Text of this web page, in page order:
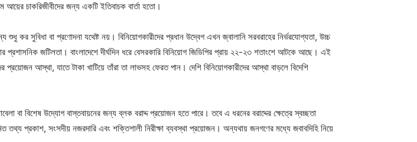
চাকরিজীবীদের জন্য একটি ইতিবাচক বার্তা হতো।
কর সুবিধা বা প্রণোদনা যথেষ্ট নয়। বিনিয়োগকারীদের প্রধান উদ্বেগ এখন জ্বালানি সরবরাহের নির্ভরযোগ্যতা, উচ্চ
প্রশাসনিক জটিলতা। বাংলাদেশে দীর্ঘদিন ধরে বেসরকারি বিনিয়োগ জিডিপির প্রায় ২২-২৩ শতাংশে আটকে আছে। এই
আস্থা, যাতে টাকা খাটিয়ে তাঁরা তা লাভসহ ফেরত পান। দেশি বিনিয়োগকারীদের আস্থা বাড়লে বিদেশি
বা বিশেষ উদ্যোগ বাস্তবায়নের জন্য ব্লক বরাদ্দ প্রয়োজন হতে পারে। তবে এ ধরনের বরাদ্দের ক্ষেত্রে স্বচ্ছতা
প্রকাশ, সংসদীয় নজরদারি এবং শক্তিশালী নিরীক্ষা ব্যবস্থা প্রয়োজন। অন্যথায় জনগণের মধ্যে জবাবদিহি নিয়ে